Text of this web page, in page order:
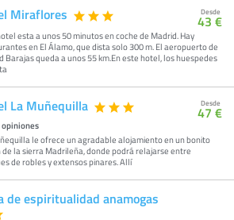
Miraflores
esta a unos 50 minutos en coche de Madrid. Hay
en El Álamo, que dista solo 300 m. El aeropuerto de
Barajas queda a unos 55 km.En este hotel, los huespedes
Desde
43 €
La Muñequilla
opiniones
le ofrece un agradable alojamiento en un bonito
de la sierra Madrileña, donde podrá relajarse entre
de robles y extensos pinares. Allí
Desde
47 €
de espiritualidad anamogas